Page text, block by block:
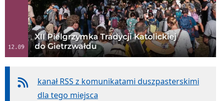
kanał RSS z komunikatami duszpasterskimi
dla tego miejsca